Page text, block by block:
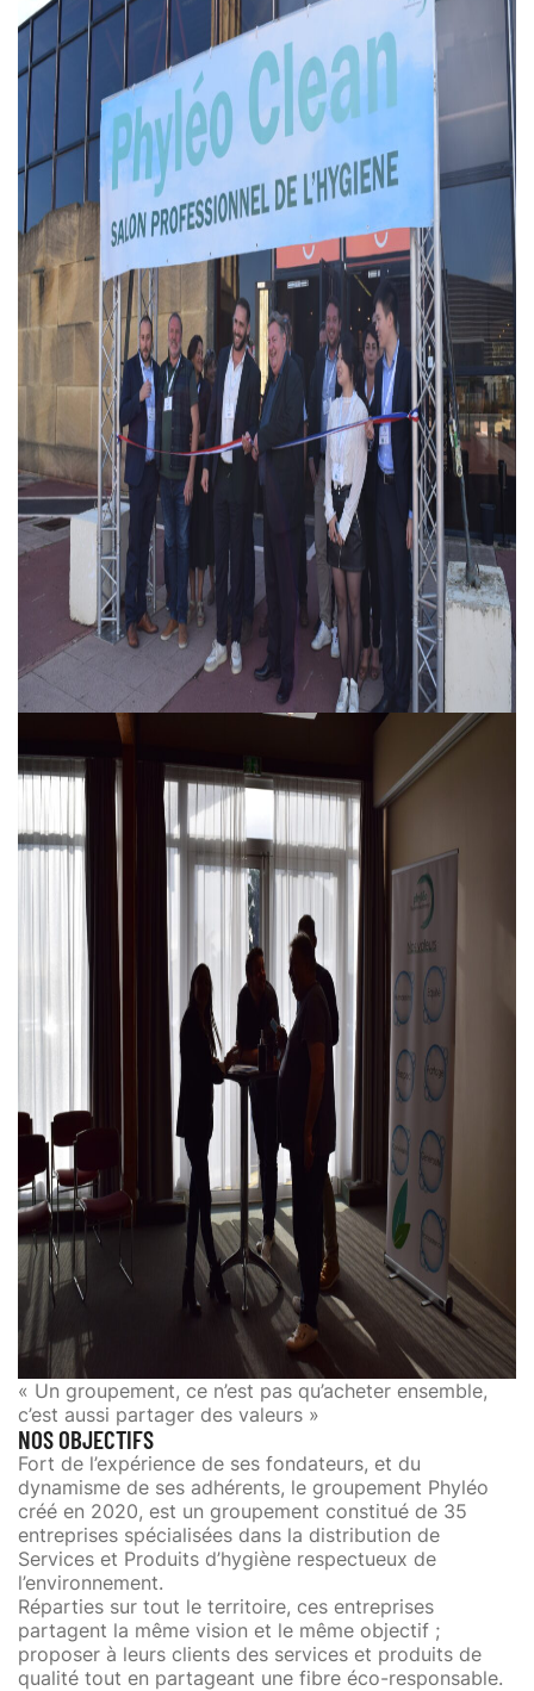
« Un groupement, ce n’est pas qu’acheter ensemble,
c’est aussi partager des valeurs »
NOS OBJECTIFS
Fort de l’expérience de ses fondateurs, et du
dynamisme de ses adhérents, le groupement Phyléo
créé en 2020, est un groupement constitué de 35
entreprises spécialisées dans la distribution de
Services et Produits d’hygiène respectueux de
l’environnement.
Réparties sur tout le territoire, ces entreprises
partagent la même vision et le même objectif ;
proposer à leurs clients des services et produits de
qualité tout en partageant une fibre éco-responsable.